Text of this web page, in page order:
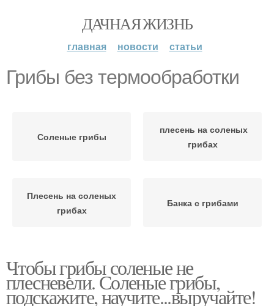
ДАЧНАЯ ЖИЗНЬ
главная новости статьи
Грибы без термообработки
Соленые грибы
плесень на соленых
грибах
Плесень на соленых
грибах
Банка с грибами
Чтобы грибы соленые не
плесневели. Соленые грибы,
подскажите, научите...выручайте!